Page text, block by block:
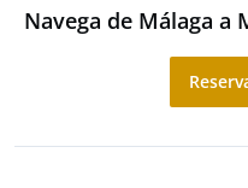
Navega de Málaga a